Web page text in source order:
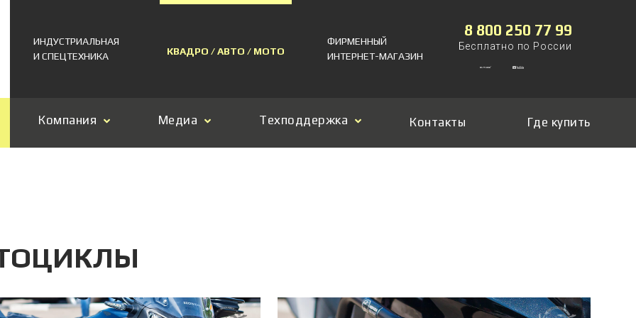
ИНДУСТРИАЛЬНАЯ
И СПЕЦТЕХНИКА
КВАДРО / АВТО / МОТО
ФИРМЕННЫЙ
ИНТЕРНЕТ-МАГАЗИН
8 800 250 77 99
Бесплатно по России
Компания Медиа Техподдержка Контакты Где купить